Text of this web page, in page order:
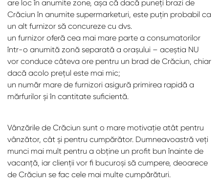
are loc în anumite zone, așa că dacă puneți brazi de
Crăciun în anumite supermarketuri, este puțin probabil ca
un alt furnizor să concureze cu dvs.
un furnizor oferă cea mai mare parte a consumatorilor
într-o anumită zonă separată a orașului – aceștia NU
vor conduce câteva ore pentru un brad de Crăciun, chiar
dacă acolo prețul este mai mic;
un număr mare de furnizori asigură primirea rapidă a
mărfurilor și în cantitate suficientă.
Vânzările de Crăciun sunt o mare motivație atât pentru
vânzător, cât și pentru cumpărător. Dumneavoastră veți
munci mai mult pentru a obține un profit bun înainte de
vacanță, iar clienții vor fi bucuroși să cumpere, deoarece
de Crăciun se fac cele mai multe cumpărături.